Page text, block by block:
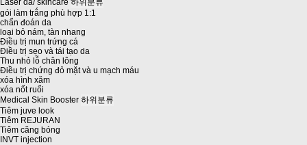
Laser da/ skincare 하위분류
gói làm trắng phù hợp 1:1
chẩn đoán da
loại bỏ nám, tàn nhang
Điều trị mun trứng cá
Điều trị sẹo và tái tạo da
Thu nhỏ lỗ chân lông
Điều trị chứng đỏ mặt và u mạch máu
xóa hình xăm
xóa nốt ruổi
Medical Skin Booster 하위분류
Tiêm juve look
Tiêm REJURAN
Tiêm căng bóng
INVT injection